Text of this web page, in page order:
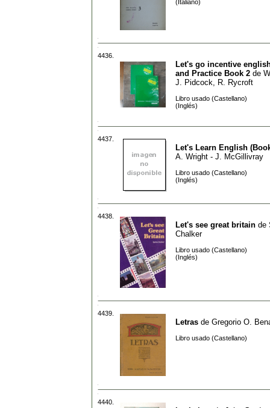
(Italiano)
4436.
Let's go incentive
and Practice Book 2 de
J. Pidcock, R. Rycroft
Libro usado (Castellano)
(Inglés)
4437.
Let's Learn English
A. Wright - J. McGillivray
Libro usado (Castellano)
(Inglés)
4438.
Let's see great britain de
Chalker
Libro usado (Castellano)
(Inglés)
4439.
Letras de Gregorio O.
Libro usado (Castellano)
4440.